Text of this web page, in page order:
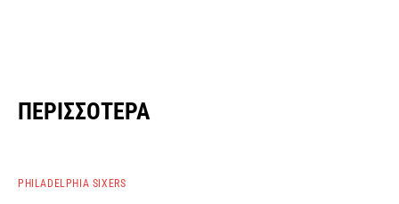
ΠΕΡΙΣΣΌΤΕΡΑ
PHILADELPHIA SIXERS